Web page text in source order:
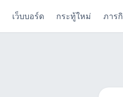
เว็บบอร์ด กระทู้ใหม่ ภาร